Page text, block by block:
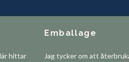
hittar
Emballage
Jag tycker om att